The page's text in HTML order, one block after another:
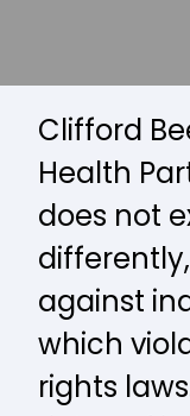
Clifford
Health
does not
against
which
rights